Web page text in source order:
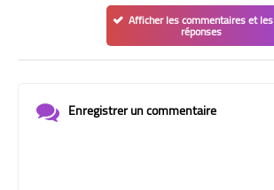
Afficher les commentaires et les
réponses
Enregistrer un commentaire